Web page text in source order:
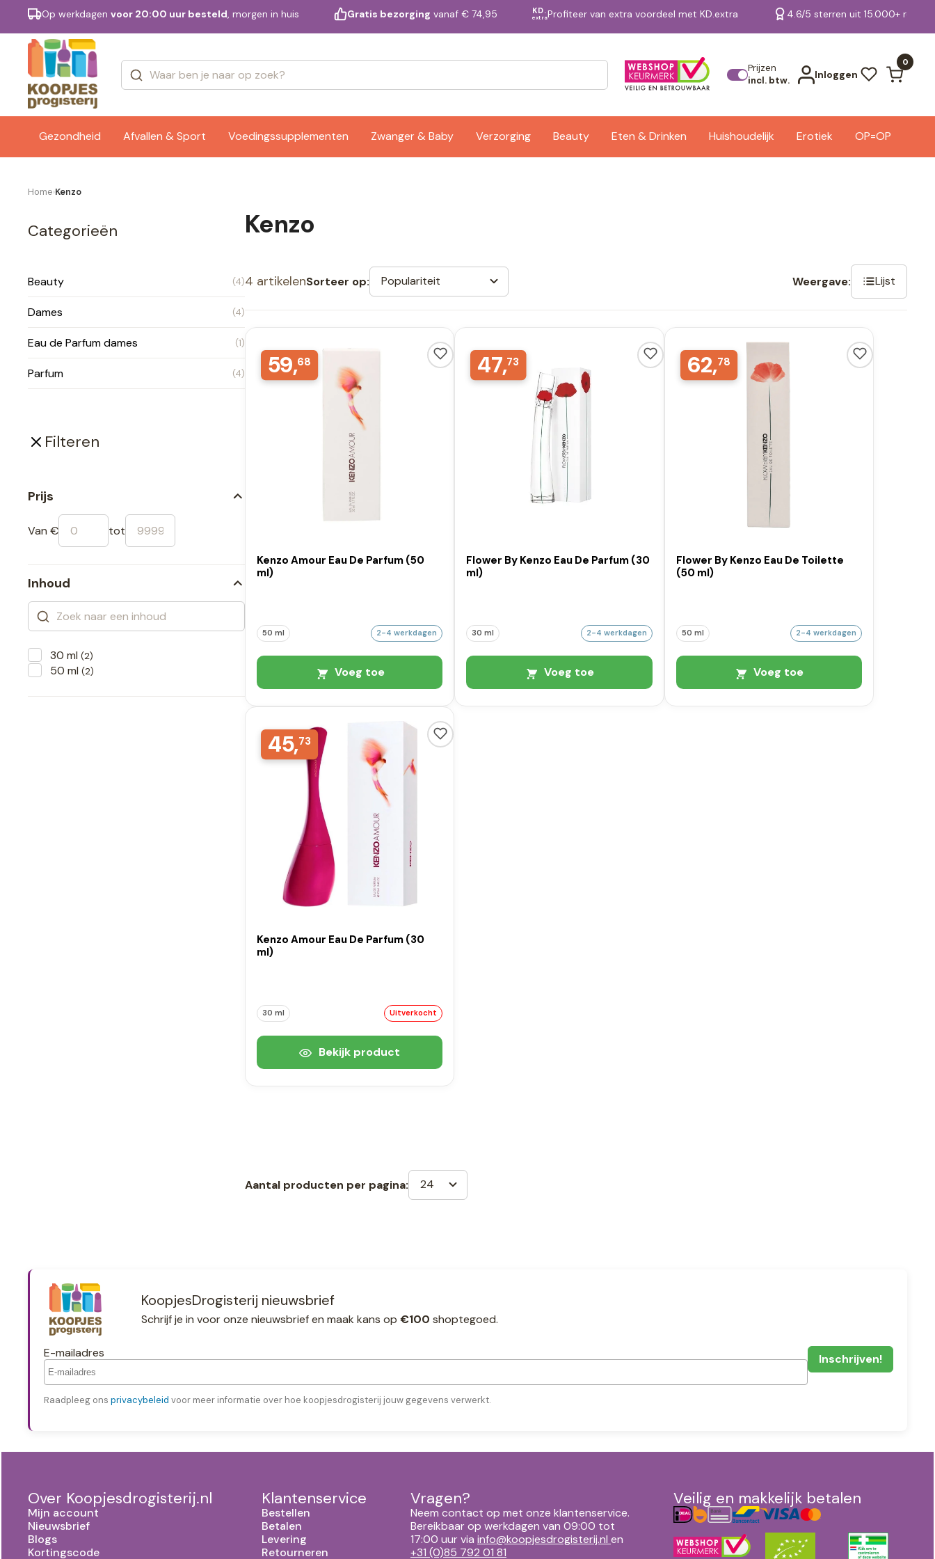
Op werkdagen voor 20:00 uur besteld, morgen in huis Gratis bezorging vanaf € 74,95 KD.
extraProfiteer van extra voordeel met KD.extra 4.6/5 sterren uit 15.000+
Prijzen
incl. btw.
Inloggen
0
Gezondheid Afvallen & Sport Voedingssupplementen Zwanger & Baby Verzorging Beauty Eten & Drinken Huishoudelijk Erotiek OP=OP
Merken Bekijk alle resultaten
Home›Kenzo
Categorieën
Beauty (4)
Dames (4)
Eau de Parfum dames (1)
Parfum (4)
Filteren
Prijs
Van € tot
Inhoud
30 ml (2)
50 ml (2)
Kenzo
4 artikelenSorteer op: Populariteit Weergave: Lijst
59,68
Kenzo Amour Eau De Parfum (50
ml)
50 ml 2-4 werkdagen
Voeg toe
47,73
Flower By Kenzo Eau De Parfum (30
ml)
30 ml 2-4 werkdagen
Voeg toe
62,78
Flower By Kenzo Eau De Toilette
(50 ml)
50 ml 2-4 werkdagen
Voeg toe
45,73
Kenzo Amour Eau De Parfum (30
ml)
30 ml Uitverkocht
Bekijk product
Aantal producten per pagina: 24
KoopjesDrogisterij nieuwsbrief
Schrijf je in voor onze nieuwsbrief en maak kans op €100 shoptegoed.
E-mailadres
Raadpleeg ons privacybeleid voor meer informatie over hoe koopjesdrogisterij jouw gegevens verwerkt.
Over Koopjesdrogisterij.nl
Mijn account
Nieuwsbrief
Blogs
Kortingscode
Klantenservice
Bestellen
Betalen
Levering
Retourneren
Vragen?
Neem contact op met onze klantenservice.
Bereikbaar op werkdagen van 09:00 tot
17:00 uur via info@koopjesdrogisterij.nl en
+31 (0)85 792 01 81
Veilig en makkelijk betalen